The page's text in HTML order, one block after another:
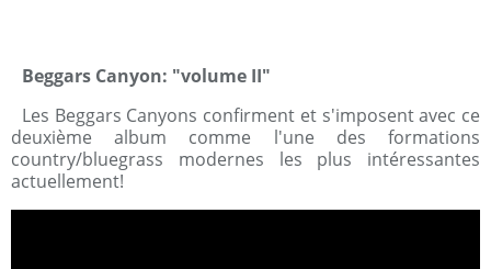
Beggars Canyon: "volume II"
Les Beggars Canyons confirment et s'imposent avec ce
deuxième album comme l'une des formations
country/bluegrass modernes les plus intéressantes
actuellement!